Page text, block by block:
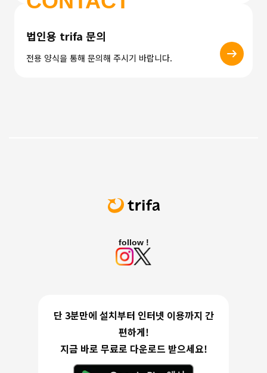
법인용 trifa 문의
전용 양식을 통해 문의해 주시기 바랍니다.
follow !
단 3분만에 설치부터 인터넷 이용까지 간
편하게!
지금 바로 무료로 다운로드 받으세요!